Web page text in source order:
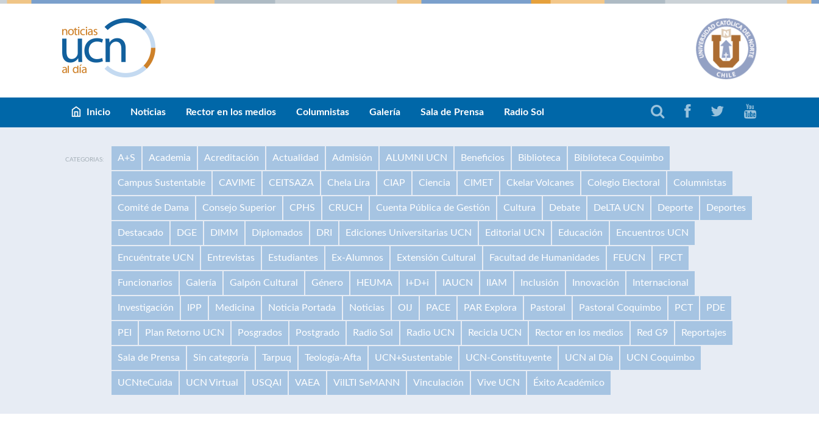
Inicio Noticias Rector en los medios Columnistas Galería Sala de Prensa Radio Sol
CATEGORIAS: A+S Academia Acreditación Actualidad Admisión ALUMNI UCN Beneficios Biblioteca Biblioteca Coquimbo
Campus Sustentable CAVIME CEITSAZA Chela Lira CIAP Ciencia CIMET Ckelar Volcanes Colegio Electoral Columnistas
Comité de Dama Consejo Superior CPHS CRUCH Cuenta Pública de Gestión Cultura Debate DeLTA UCN Deporte Deportes
Destacado DGE DIMM Diplomados DRI Ediciones Universitarias UCN Editorial UCN Educación Encuentros UCN
Encuéntrate UCN Entrevistas Estudiantes Ex-Alumnos Extensión Cultural Facultad de Humanidades FEUCN FPCT
Funcionarios Galería Galpón Cultural Género HEUMA I+D+i IAUCN IIAM Inclusión Innovación Internacional
Investigación IPP Medicina Noticia Portada Noticias OIJ PACE PAR Explora Pastoral Pastoral Coquimbo PCT PDE
PEI Plan Retorno UCN Posgrados Postgrado Radio Sol Radio UCN Recicla UCN Rector en los medios Red G9 Reportajes
Sala de Prensa Sin categoría Tarpuq Teología-Afta UCN+Sustentable UCN-Constituyente UCN al Día UCN Coquimbo
UCNteCuida UCN Virtual USQAI VAEA VilLTI SeMANN Vinculación Vive UCN Éxito Académico